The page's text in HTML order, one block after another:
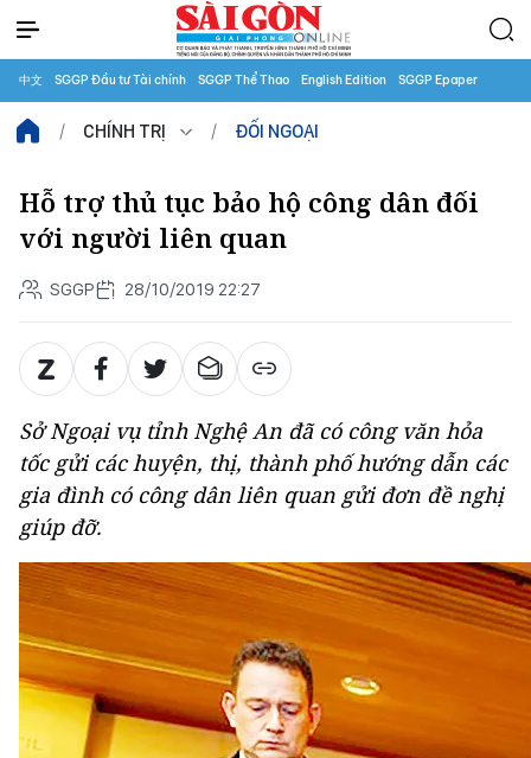
中文 SGGP Đầu tư Tài chính SGGP Thể Thao English Edition SGGP Epaper
CHÍNH TRỊ ĐỐI NGOẠI
Hỗ trợ thủ tục bảo hộ công dân đối
với người liên quan
SGGP 28/10/2019 22:27
Sở Ngoại vụ tỉnh Nghệ An đã có công văn hỏa
tốc gửi các huyện, thị, thành phố hướng dẫn các
gia đình có công dân liên quan gửi đơn đề nghị
giúp đỡ.